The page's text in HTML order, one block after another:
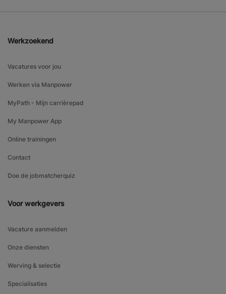
Werkzoekend
Vacatures voor jou
Werken via Manpower
MyPath - Mijn carrièrepad
My Manpower App
Online trainingen
Contact
Doe de jobmatcherquiz
Voor werkgevers
Vacature aanmelden
Onze diensten
Werving & selectie
Specialisaties